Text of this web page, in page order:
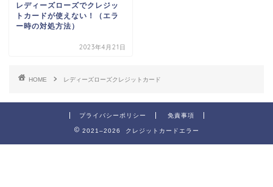
レディーズローズでクレジッ
トカードが使えない！（エラ
ー時の対処方法）
2023年4月21日
HOME レディーズローズクレジットカード
プライバシーポリシー 免責事項
2021–2026 クレジットカードエラー